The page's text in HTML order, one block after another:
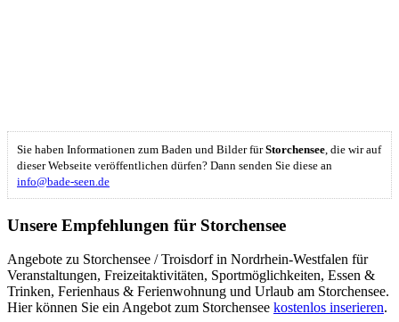
Sie haben Informationen zum Baden und Bilder fürStorchensee , die wir auf
dieser Webseite veröffentlichen dürfen? Dann senden Sie diese an
info@bade-seen.de
Unsere Empfehlungen für Storchensee
Angebote zu Storchensee / Troisdorf in Nordrhein-Westfalen für
Veranstaltungen, Freizeitaktivitäten, Sportmöglichkeiten, Essen &
Trinken, Ferienhaus & Ferienwohnung und Urlaub am Storchensee.
Hier können Sie ein Angebot zum Storchensee kostenlos inserieren.